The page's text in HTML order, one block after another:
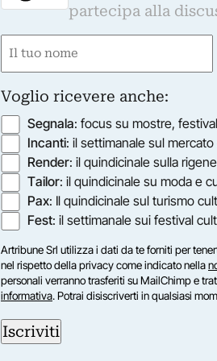
partecipa alla
Nome
Voglio ricevere anche:
Segnala: focus su mostre,
Incanti: il settimanale sul
Render: il quindicinale sulla
Tailor: il quindicinale su moda e
Pax: Il quindicinale sul turismo
Fest: il settimanale sui festival
Artribune Srl utilizza i dati da te forniti per
nel rispetto della privacy come indicato nella
personali verranno trasferiti su MailChimp e
informativa. Potrai disiscriverti in qualsiasi
Iscriviti